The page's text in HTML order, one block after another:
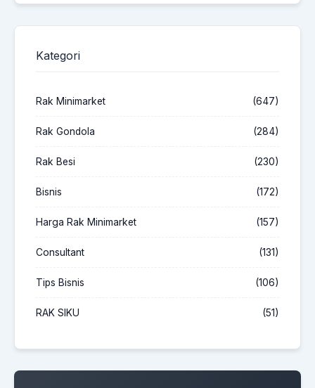
Kategori
Rak Minimarket (647)
Rak Gondola (284)
Rak Besi (230)
Bisnis (172)
Harga Rak Minimarket (157)
Consultant (131)
Tips Bisnis (106)
RAK SIKU (51)